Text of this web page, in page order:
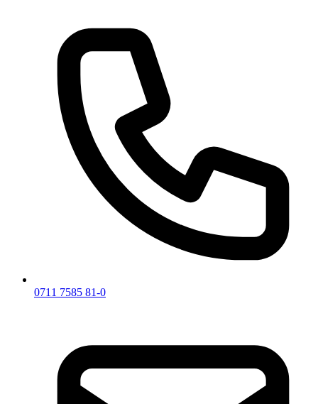
0711 7585 81-0